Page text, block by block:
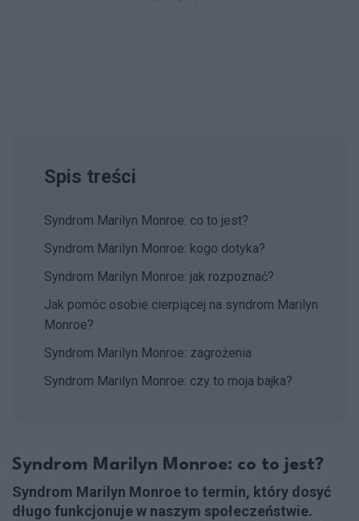
Spis treści
Syndrom Marilyn Monroe: co to jest?
Syndrom Marilyn Monroe: kogo dotyka?
Syndrom Marilyn Monroe: jak rozpoznać?
Jak pomóc osobie cierpiącej na syndrom Marilyn
Monroe?
Syndrom Marilyn Monroe: zagrożenia
Syndrom Marilyn Monroe: czy to moja bajka?
Syndrom Marilyn Monroe: co to jest?
Syndrom Marilyn Monroe to termin, który dosyć
długo funkcjonuje w naszym społeczeństwie.